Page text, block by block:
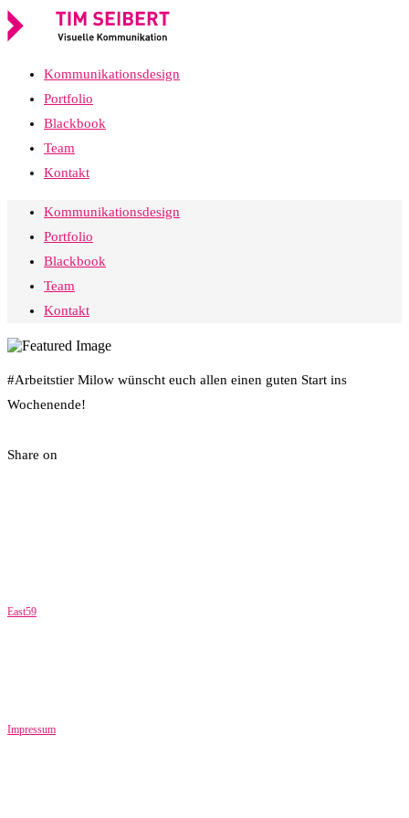
Kommunikationsdesign
Portfolio
Blackbook
Team
Kontakt
Kommunikationsdesign
Portfolio
Blackbook
Team
Kontakt
#Arbeitstier Milow wünscht euch allen einen guten Start ins
Wochenende!
Share on
East59
Impressum